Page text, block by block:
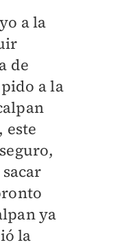
a la
de
a la
este
ya
la